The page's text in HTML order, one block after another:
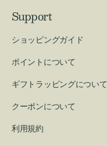
Support
ショッピングガイド
ポイントについて
ギフトラッピングについて
クーポンについて
利用規約